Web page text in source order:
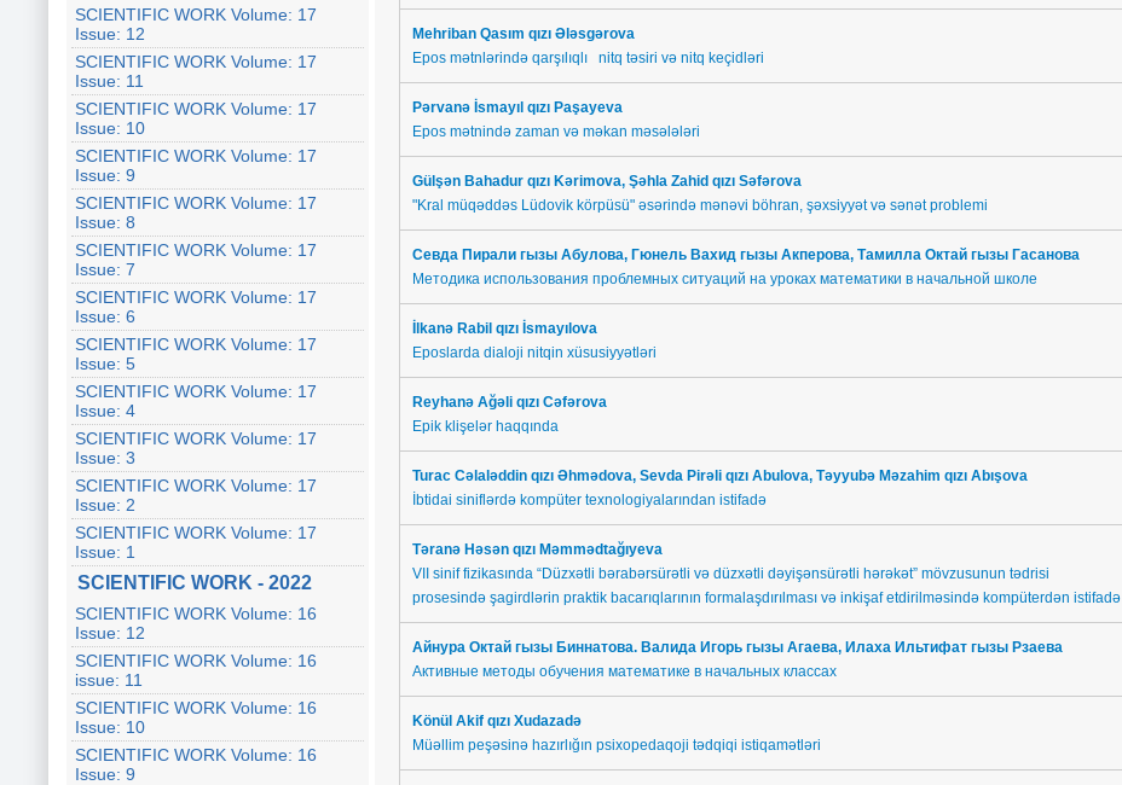
SCIENTIFIC WORK Volume: 17
Issue: 12
SCIENTIFIC WORK Volume: 17
Issue: 11
SCIENTIFIC WORK Volume: 17
Issue: 10
SCIENTIFIC WORK Volume: 17
Issue: 9
SCIENTIFIC WORK Volume: 17
Issue: 8
SCIENTIFIC WORK Volume: 17
Issue: 7
SCIENTIFIC WORK Volume: 17
Issue: 6
SCIENTIFIC WORK Volume: 17
Issue: 5
SCIENTIFIC WORK Volume: 17
Issue: 4
SCIENTIFIC WORK Volume: 17
Issue: 3
SCIENTIFIC WORK Volume: 17
Issue: 2
SCIENTIFIC WORK Volume: 17
Issue: 1
SCIENTIFIC WORK - 2022
SCIENTIFIC WORK Volume: 16
Issue: 12
SCIENTIFIC WORK Volume: 16
issue: 11
SCIENTIFIC WORK Volume: 16
Issue: 10
SCIENTIFIC WORK Volume: 16
Issue: 9
Mehriban Qasım qızı Ələsgərova
Epos mətnlərində qarşılıqlı nitq təsiri və nitq keçidləri
Pərvanə İsmayıl qızı Paşayeva
Epos mətnində zaman və məkan məsələləri
Gülşən Bahadur qızı Kərimova, Şəhla Zahid qızı Səfərova
"Kral müqəddəs Lüdovik körpüsü" əsərində mənəvi böhran, şəxsiyyət və sənət problemi
Севда Пирали гызы Абулова, Гюнель Вахид гызы Акперова, Тамилла Октай гызы Гасанова
Методика использования проблемных ситуаций на уроках математики в начальной школе
İlkanə Rabil qızı İsmayılova
Eposlarda dialoji nitqin xüsusiyyətləri
Reyhanə Ağəli qızı Cəfərova
Epik klişelər haqqında
Turac Cəlaləddin qızı Əhmədova, Sevda Pirəli qızı Abulova, Təyyubə Məzahim qızı Abışova
İbtidai siniflərdə kompüter texnologiyalarından istifadə
Təranə Həsən qızı Məmmədtağıyeva
VII sinif fizikasında “Düzxətli bərabərsürətli və düzxətli dəyişənsürətli hərəkət” mövzusunun tədrisi
prosesində şagirdlərin praktik bacarıqlarının formalaşdırılması və inkişaf etdirilməsində kompüterdən istifadə
Айнура Октай гызы Биннатова. Валида Игорь гызы Агаева, Илаха Ильтифат гызы Рзаева
Активные методы обучения математике в начальных классах
Könül Akif qızı Xudazadə
Müəllim peşəsinə hazırlığın psixopedaqoji tədqiqi istiqamətləri